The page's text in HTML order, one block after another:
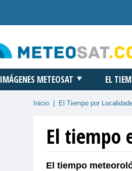
IMÁGENES METEOSAT EL
Inicio El Tiempo por
El tiempo
El tiempo